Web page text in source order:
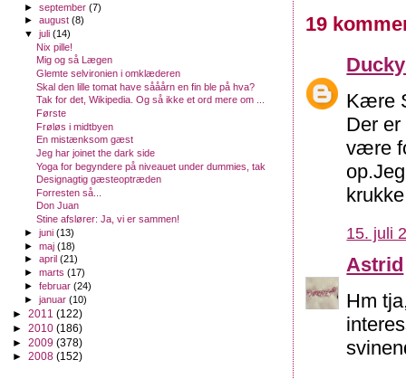
19
Kære
Der
være
15. juli
Astrid
Hm
►september(7)
►august(8)
▼juli(14)
Nix pille!
Mig og så Lægen
Glemte selvironien i omklæderen
Skal den lille tomat have sååårn en fin ble på hva?
Tak for det, Wikipedia. Og så ikke et ord mere om ...
Første
Frøløs i midtbyen
En mistænksom gæst
Jeg har joinet the dark side
Yoga for begyndere på niveauet under dummies, tak
Designagtig gæsteoptræden
Forresten så...
Don Juan
Stine afslører: Ja, vi er sammen!
►juni(13)
►maj(18)
►april(21)
►marts(17)
►februar(24)
►januar(10)
► 2011 (122)
► 2010 (186)
► 2009 (378)
► 2008 (152)